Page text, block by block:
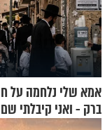
אמא שלי נלחמה על
ברק - ואני קיבלתי